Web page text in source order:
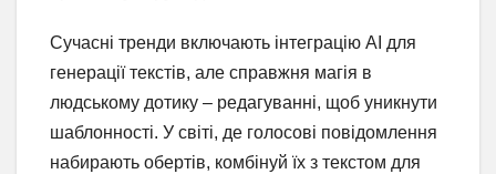
Сучасні тренди включають інтеграцію AI для
генерації текстів, але справжня магія в
людському дотику – редагуванні, щоб уникнути
шаблонності. У світі, де голосові повідомлення
набирають обертів, комбінуй їх з текстом для